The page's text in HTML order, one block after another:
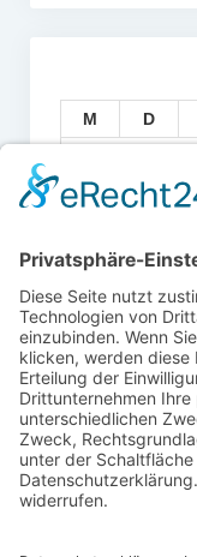
M D
3
4
17
18
24
25
31